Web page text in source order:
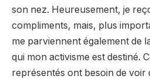
son nez. Heureusement, je
compliments, mais, plus
me parviennent également de
qui mon activisme est destiné.
représentés ont besoin de voir